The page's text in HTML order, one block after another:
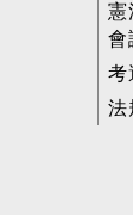
憲
會
考
法